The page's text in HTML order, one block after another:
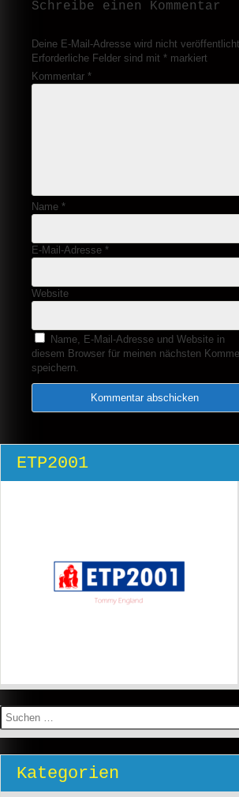
Schreibe einen Kommentar
Deine E-Mail-Adresse wird nicht
Erforderliche Felder sind mit * markiert
Kommentar *
Name *
E-Mail-Adresse *
Website
Name, E-Mail-Adresse und Website in
diesem Browser für meinen nächsten
speichern.
ETP2001
Suchen
nach:
Kategorien